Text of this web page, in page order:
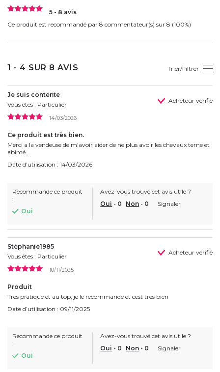
5 - 8 avis
Ce produit est recommandé par 8 commentateur(s) sur 8 (100%)
1 - 4 SUR 8 AVIS Trier/Filtrer
Je suis contente
Vous êtes : Particulier
Acheteur vérifié
14/03/2026
Ce produit est très bien.
Merci a la vendeuse de m'avoir aider de ne plus avoir les chevaux terne et
abîmé..
Date d’utilisation : 14/03/2026
Recommande ce produit
:
Oui
Avez-vous trouvé cet avis utile ?
Oui - 0 Non - 0 Signaler
Stéphanie1985
Vous êtes : Particulier
Acheteur vérifié
10/11/2025
Produit
Tres pratique et au top, je le recommande et cest tres bien
Date d’utilisation : 09/11/2025
Recommande ce produit
:
Oui
Avez-vous trouvé cet avis utile ?
Oui - 0 Non - 0 Signaler